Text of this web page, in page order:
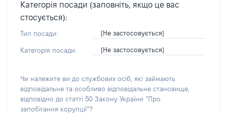
Категорія посади (заповніть, якщо це вас
стосується):
Тип посади: [Не застосовується]
Категорія посади: [Не застосовується]
Чи належите ви до службових осіб, які займають
відповідальне та особливо відповідальне становище,
відповідно до статті 50 Закону України “Про
запобігання корупції”?